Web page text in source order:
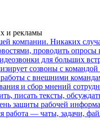
и рекламы
компании. Никаких
проводить
для больших
созвоны с командой
работы с внешними
и сбор мнений
писать тексты,
защиты рабочей
работа — чаты, задачи,